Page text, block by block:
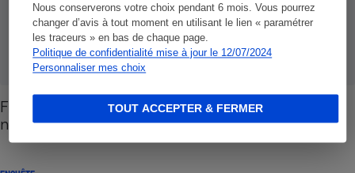
Nous conserverons votre choix pendant 6 mois. Vous pourrez
changer d’avis à tout moment en utilisant le lien « paramétrer
les traceurs » en bas de chaque page.
Politique de confidentialité mise à jour le 12/07/2024
Personnaliser mes choix
TOUT ACCEPTER & FERMER
Financement participatif - Maillon-clé d’une
nouvelle économie